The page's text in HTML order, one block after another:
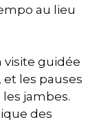
au lieu
visite guidée
et les pauses
jambes.
des